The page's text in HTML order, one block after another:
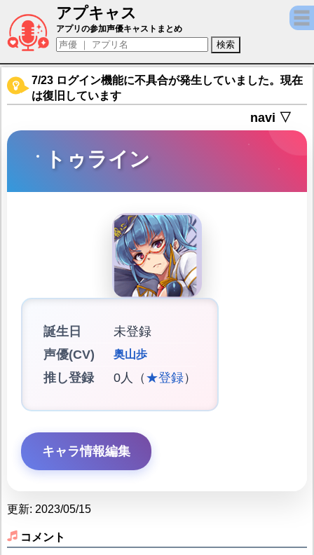
アプキャス
トゥライン（声優：奥山歩)【アイオライト
アプリの参加声優キャストまとめ
7/23 ログイン機能に不具合が発生していました。現在
は復旧しています
navi ▽
トゥライン
誕生日
未登録
声優(CV)
奥山歩
推し登録 0人（ ★登録）
キャラ情報編集
更新: 2023/05/15
コメント